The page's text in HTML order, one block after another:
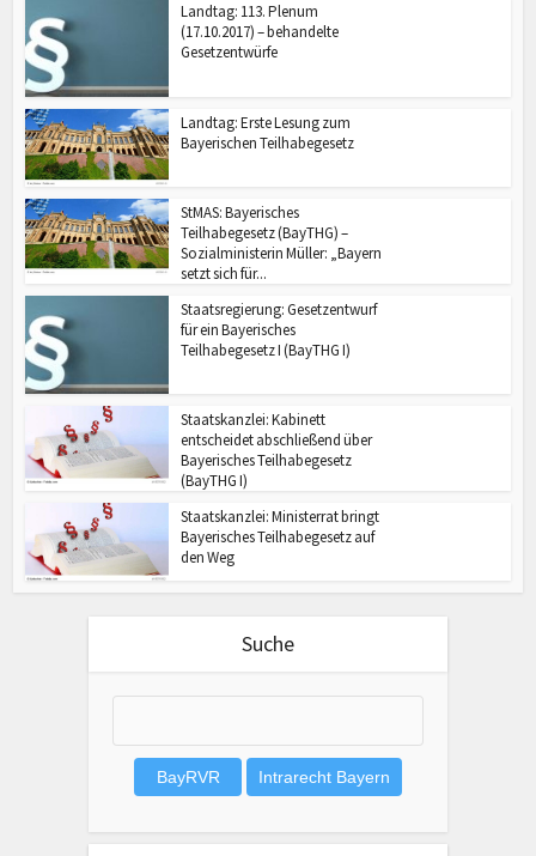
Landtag: 113. Plenum
(17.10.2017) – behandelte
Gesetzentwürfe
Landtag: Erste Lesung zum
Bayerischen Teilhabegesetz
StMAS: Bayerisches
Teilhabegesetz (BayTHG) –
Sozialministerin Müller: „Bayern
setzt sich für...
Staatsregierung: Gesetzentwurf
für ein Bayerisches
Teilhabegesetz I (BayTHG I)
Staatskanzlei: Kabinett
entscheidet abschließend über
Bayerisches Teilhabegesetz
(BayTHG I)
Staatskanzlei: Ministerrat bringt
Bayerisches Teilhabegesetz auf
den Weg
Suche